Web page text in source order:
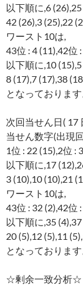
以下順に,6
42 (26),3 (25),22
ワースト10は,
43位 : 4 (11),42位
以下順に,10
8 (17),7 (17),38
となっております
次回当せん日( 17
当せん数字(出現
1位 : 22 (15),2位 :
以下順に,17
3 (10),10 (10),21
ワースト10は,
43位 : 32 (2),42位
以下順に,35
20 (5),12 (5),11
となっております
☆剰余一致分析☆